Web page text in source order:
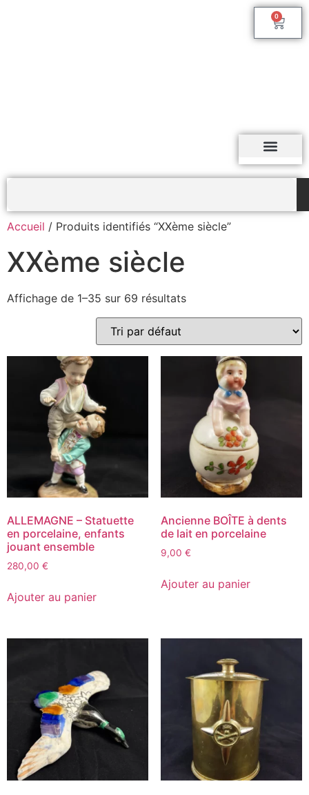
0
Accueil / Produits identifiés “XXème siècle”
XXème siècle
Affichage de 1–35 sur 69 résultats
ALLEMAGNE – Statuette
en porcelaine, enfants
jouant ensemble
280,00 €
Ajouter au panier
Ancienne BOÎTE à dents
de lait en porcelaine
9,00 €
Ajouter au panier